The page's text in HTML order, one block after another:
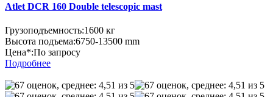
Atlet DCR 160 Double telescopic mast
Грузоподъемность:1600 кг
Высота подъема:6750-13500 mm
Цена*:По запросу
Подробнее